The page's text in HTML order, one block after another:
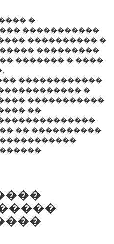
�
�����������
���������� �
���������
������� � ����
������������
�
�����������
��
�� ����������